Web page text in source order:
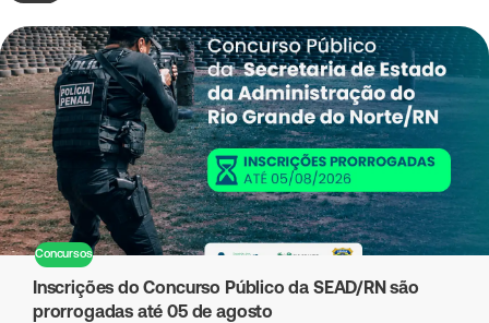
Concursos
Inscrições do Concurso Público da SEAD/RN são
prorrogadas até 05 de agosto